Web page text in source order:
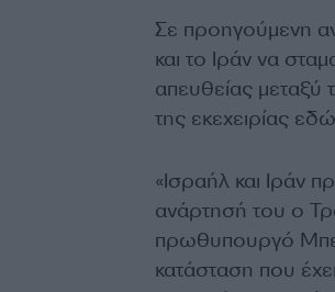
Σε προηγούμενη
και το Ιράν να
απευθείας
της εκεχειρίας
«Ισραήλ και Ιράν
ανάρτησή του ο
πρωθυπουργό
κατάσταση που